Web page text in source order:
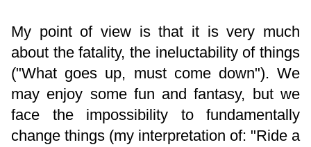
My point of view is that it is very much
about the fatality, the ineluctability of things
("What goes up, must come down"). We
may enjoy some fun and fantasy, but we
face the impossibility to fundamentally
change things (my interpretation of: "Ride a